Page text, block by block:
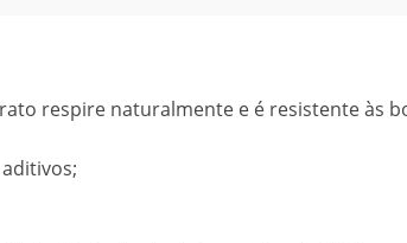
respire naturalmente e é resistente às